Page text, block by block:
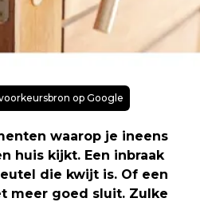
op Google
waarop je ineens
huis kijkt. Een inbraak
die kwijt is. Of een
meer goed sluit. Zulke